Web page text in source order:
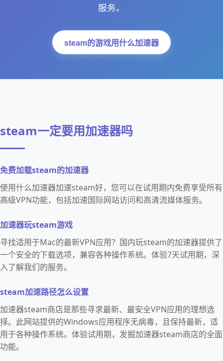
服务。
steam的游戏用什么加速器
steam一定要用加速器吗
免费加载steam的加速器
使用什么加速器加速steam好，您可以在试用期内免费享受所有
高级VPN功能，包括加速国际网站访问和高清流媒体服务。
加速器玩steam游戏
寻找适用于Mac的最新VPN应用？国内玩steam的加速器提供了
一个安全的下载选项，兼容各种操作系统。体验7天试用期，深
入了解我们的服务。
steam加速路径怎么设置
加速器steam商店是那些寻求最新、最安全VPN应用的理想选
择。此网站提供的Windows应用程序无病毒，且保持最新，适
用于各种操作系统。体验试用期，发掘加速器steam商店的全面
功能。